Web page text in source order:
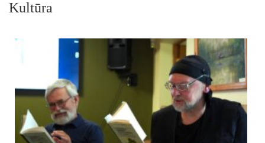
Kultūra